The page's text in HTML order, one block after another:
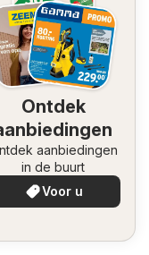
Ontdek
aanbiedingen
in de buurt
Voor u